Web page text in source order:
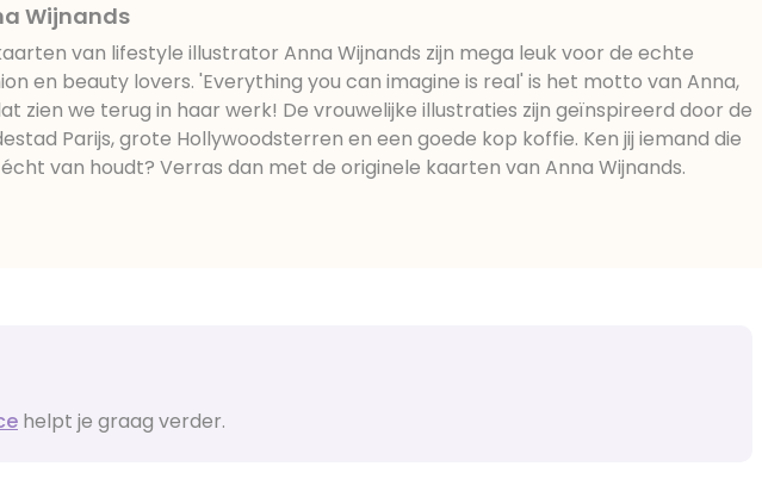
Wijnands
van lifestyle illustrator Anna Wijnands zijn mega leuk voor de echte
en beauty lovers. 'Everything you can imagine is real' is het motto van Anna,
zien we terug in haar werk! De vrouwelijke illustraties zijn geïnspireerd door de
Parijs, grote Hollywoodsterren en een goede kop koffie. Ken jij iemand die
van houdt? Verras dan met de originele kaarten van Anna Wijnands.
helpt je graag verder.